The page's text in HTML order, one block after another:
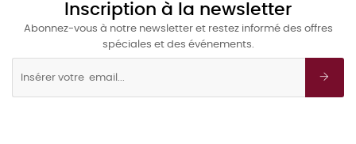
Inscription à la newsletter
Abonnez-vous à notre newsletter et restez informé des offres
spéciales et des événements.